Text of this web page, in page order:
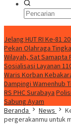
Jelang HUT RI Ke-81
Pekan Olahraga
Wilayah, Sat Samapta
Sosialisasi Layanan
Waris Korban
Dampingi Wamenhub
RS PHC Surabaya
Sabung Ayam
Beranda
News
pergerakanmu untuk